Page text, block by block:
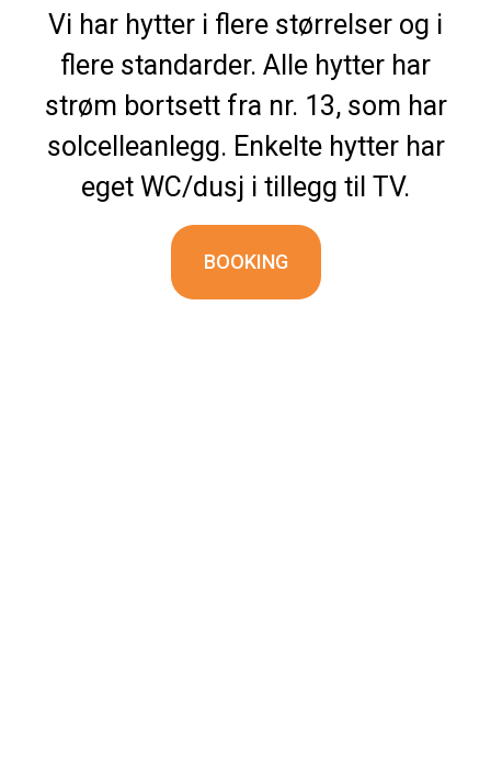
Vi har hytter i flere størrelser og i
flere standarder. Alle hytter har
strøm bortsett fra nr. 13, som har
solcelleanlegg. Enkelte hytter har
eget WC/dusj i tillegg til TV.
BOOKING